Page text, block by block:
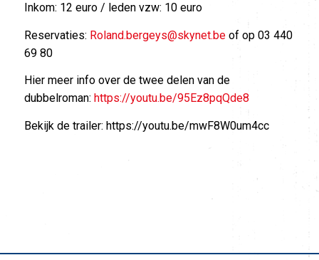
Inkom: 12 euro / leden vzw: 10 euro
Reservaties: Roland.bergeys@skynet.beof op 03 440
69 80
Hier meer info over de twee delen van de
dubbelroman: https://youtu.be/95Ez8pqQde8
Bekijk de trailer: https://youtu.be/mwF8W0um4cc